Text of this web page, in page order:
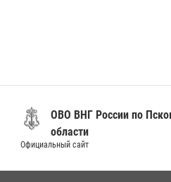
ОВО ВНГ России по
области
Официальный сайт